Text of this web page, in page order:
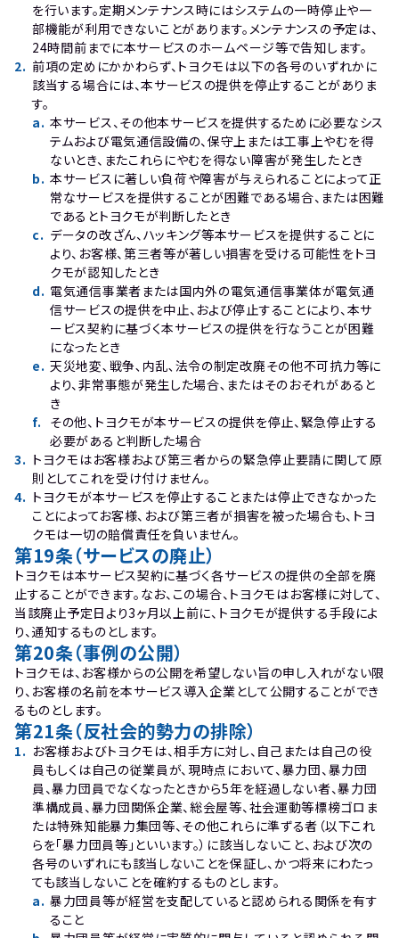
を行います。定期メンテナンス時にはシステムの一時停止や一
部機能が利用できないことがあります。メンテナンスの予定は、
24時間前までに本サービスのホームページ等で告知します。
2. 前項の定めにかかわらず、トヨクモは以下の各号のいずれかに
該当する場合には、本サービスの提供を停止することがありま
す。
a. 本サービス、その他本サービスを提供するために必要なシス
テムおよび電気通信設備の、保守上または工事上やむを得
ないとき、またこれらにやむを得ない障害が発生したとき
b. 本サービスに著しい負荷や障害が与えられることによって正
常なサービスを提供することが困難である場合、または困難
であるとトヨクモが判断したとき
c. データの改ざん、ハッキング等本サービスを提供することに
より、お客様、第三者等が著しい損害を受ける可能性をトヨ
クモが認知したとき
d. 電気通信事業者または国内外の電気通信事業体が電気通
信サービスの提供を中止、および停止することにより、本サ
ービス契約に基づく本サービスの提供を行なうことが困難
になったとき
e. 天災地変､戦争､内乱､法令の制定改廃その他不可抗力等に
より、非常事態が発生した場合､またはそのおそれがあると
き
f. その他、トヨクモが本サービスの提供を停止、緊急停止する
必要があると判断した場合
3. トヨクモはお客様および第三者からの緊急停止要請に関して原
則としてこれを受け付けません。
4. トヨクモが本サービスを停止することまたは停止できなかった
ことによってお客様、および第三者が損害を被った場合も、トヨ
クモは一切の賠償責任を負いません。
第19条（サービスの廃止）
トヨクモは本サービス契約に基づく各サービスの提供の全部を廃
止することができます。なお、この場合、トヨクモはお客様に対して、
当該廃止予定日より3ヶ月以上前に、トヨクモが提供する手段によ
り、通知するものとします。
第20条（事例の公開）
トヨクモは、お客様からの公開を希望しない旨の申し入れがない限
り、お客様の名前を本サービス導入企業として公開することができ
るものとします。
第21条（反社会的勢力の排除）
1. お客様およびトヨクモは、相手方に対し、自己または自己の役
員もしくは自己の従業員が、現時点において、暴力団、暴力団
員、暴力団員でなくなったときから5年を経過しない者、暴力団
準構成員、暴力団関係企業、総会屋等、社会運動等標榜ゴロま
たは特殊知能暴力集団等、その他これらに準ずる者（以下これ
らを「暴力団員等」といいます。）に該当しないこと、および次の
各号のいずれにも該当しないことを保証し、かつ将来にわたっ
ても該当しないことを確約するものとします。
a. 暴力団員等が経営を支配していると認められる関係を有す
ること